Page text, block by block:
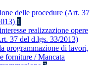
delle procedure (Art. 37
1
realizzazione opere
37 del d.lgs. 33/2013)
programmazione di lavori,
forniture / Mancata